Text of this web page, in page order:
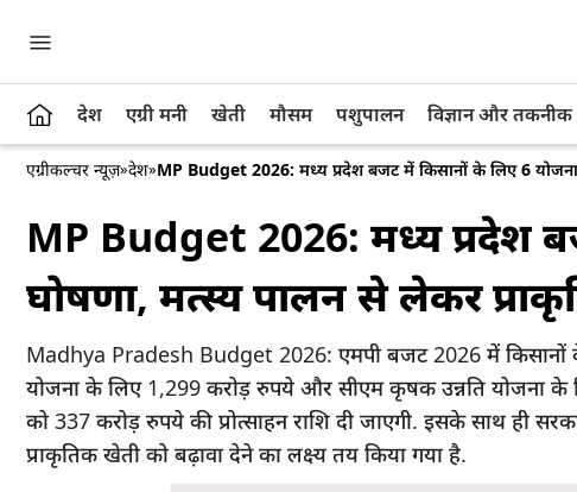
देश एग्री मनी खेती मौसम पशुपालन विज्ञान और तकनीक
एग्रीकल्चर न्यूज़»देश»MP Budget 2026: मध्य प्रदेश बजट में किसानों के लिए 6
MP Budget 2026: मध्य प्रदेश
घोषणा, मत्स्य पालन से लेकर
Madhya Pradesh Budget 2026: एमपी बजट 2026 में
योजना के लिए 1,299 करोड़ रुपये और सीएम कृषक उन्नति योजना के
को 337 करोड़ रुपये की प्रोत्साहन राशि दी जाएगी. इसके साथ ही
प्राकृतिक खेती को बढ़ावा देने का लक्ष्य तय किया गया है.